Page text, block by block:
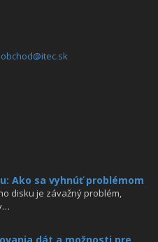
obchod@itec.sk
Ako sa vyhnúť problémom
disku je závažný problém,